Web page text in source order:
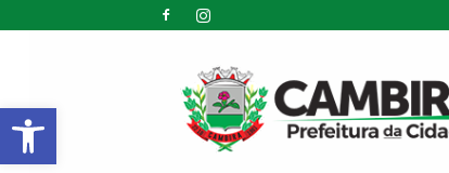
Abrir a barra de ferramentas
Prefeitura
Municipal
de
Cambira